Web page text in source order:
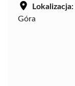
Lokalizacja:
Góra